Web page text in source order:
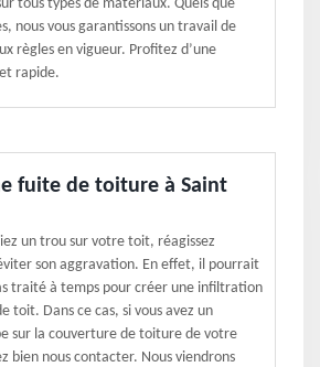
tous types de matériaux. Quels que
nous vous garantissons un travail de
règles en vigueur. Profitez d’une
rapide.
fuite de toiture à Saint
un trou sur votre toit, réagissez
son aggravation. En effet, il pourrait
traité à temps pour créer une infiltration
toit. Dans ce cas, si vous avez un
sur la couverture de toiture de votre
bien nous contacter. Nous viendrons